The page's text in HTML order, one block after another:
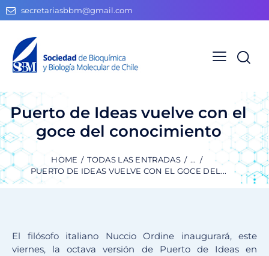
secretariasbbm@gmail.com
Puerto de Ideas vuelve con el
goce del conocimiento
HOME TODAS LAS ENTRADAS
...
PUERTO DE IDEAS VUELVE CON EL GOCE DEL...
El filósofo italiano Nuccio Ordine inaugurará, este
viernes, la octava versión de Puerto de Ideas en